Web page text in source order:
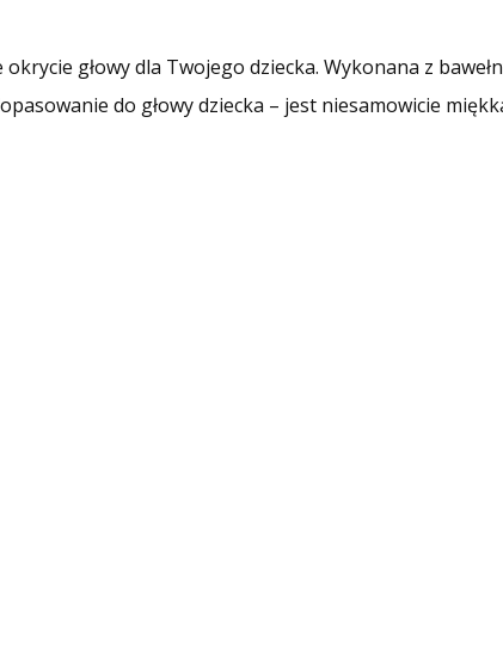
głowy dla Twojego dziecka. Wykonana z
do głowy dziecka – jest niesamowicie